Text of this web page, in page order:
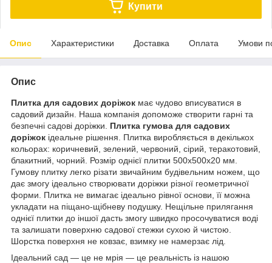
Купити
Опис Характеристики Доставка Оплата Умови
Опис
Плитка для садових доріжок має чудово вписуватися в
садовий дизайн. Наша компанія допоможе створити гарні та
безпечні садові доріжки.
Плитка гумова для садових
доріжок ідеальне рішення. Плитка виробляється в декількох
кольорах: коричневий, зелений, червоний, сірий, теракотовий,
блакитний, чорний. Розмір однієї плитки 500х500х20 мм.
Гумову плитку легко різати звичайним будівельним ножем, що
дає змогу ідеально створювати доріжки різної геометричної
форми. Плитка не вимагає ідеально рівної основи, її можна
укладати на піщано-щібневу подушку. Нещільне прилягання
однієї плитки до іншої дасть змогу швидко просочуватися воді
та залишати поверхню садової стежки сухою й чистою.
Шорстка поверхня не ковзає, взимку не намерзає лід.
Ідеальний сад — це не мрія — це реальність із нашою